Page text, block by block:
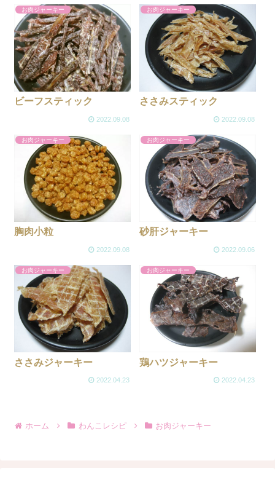
お肉ジャーキー
ビーフスティック
2022.09.08
お肉ジャーキー
ささみスティック
2022.09.08
お肉ジャーキー
胸肉小粒
2022.09.08
お肉ジャーキー
砂肝ジャーキー
2022.09.06
お肉ジャーキー
ささみジャーキー
2022.04.23
お肉ジャーキー
鶏ハツジャーキー
2022.04.23
ホーム わんこレシピ お肉ジャーキー